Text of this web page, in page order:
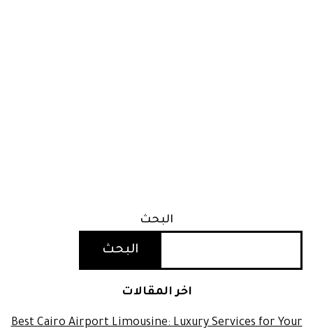
البحث
البحث
اخر المقالات
Best Cairo Airport Limousine: Luxury Services for Your